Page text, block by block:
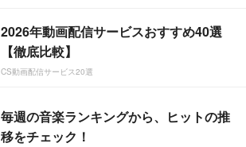
2026年動画配信サービスおすすめ40選
【徹底比較】
CS動画配信サービス20選
毎週の音楽ランキングから、ヒットの推
移をチェック！